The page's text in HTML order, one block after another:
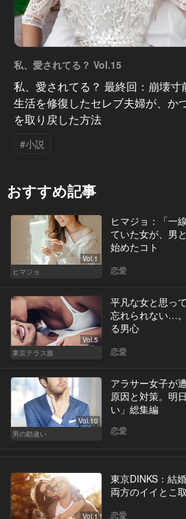
私、愛されてる？ Vol.15
私、愛されてる？ 最終回：崩壊寸
生活を修復したセレブ夫婦が、か
を取り戻した方法
#小説
おすすめ記事
Vol.1
ヒマジョ
ヒマジョ：「一
ていた女が、男
始めたコト
恋愛
Vol.5
東京テラス族
平凡な女と思っ
忘れられない…
る男心
恋愛
Vol.10
男の勘違い
アラサー女子が
原因と対策。明
い」総集編
恋愛
Vol.1
東京DINKS：結
両方のイイとこ
恋愛